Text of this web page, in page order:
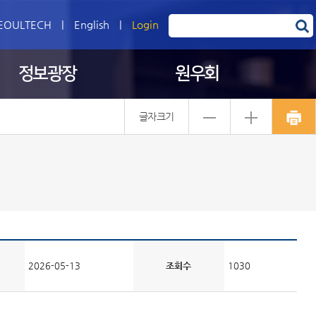
| English | Login
정보광장 원우회
글자크기
2026-05-13 조회수 1030